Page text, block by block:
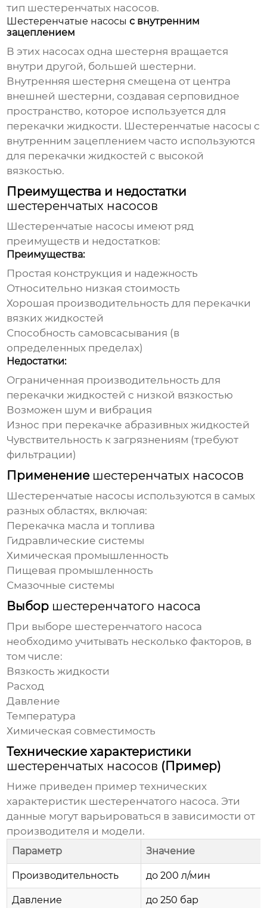
тип шестеренчатых насосов.
Шестеренчатые насосы с внутренним
зацеплением
В этих насосах одна шестерня вращается
внутри другой, большей шестерни.
Внутренняя шестерня смещена от центра
внешней шестерни, создавая серповидное
пространство, которое используется для
перекачки жидкости. Шестеренчатые насосы с
внутренним зацеплением часто используются
для перекачки жидкостей с высокой
вязкостью.
Преимущества и недостатки
шестеренчатых насосов
Шестеренчатые насосы имеют ряд
преимуществ и недостатков:
Преимущества:
Простая конструкция и надежность
Относительно низкая стоимость
Хорошая производительность для перекачки
вязких жидкостей
Способность самовсасывания (в
определенных пределах)
Недостатки:
Ограниченная производительность для
перекачки жидкостей с низкой вязкостью
Возможен шум и вибрация
Износ при перекачке абразивных жидкостей
Чувствительность к загрязнениям (требуют
фильтрации)
Применение шестеренчатых насосов
Шестеренчатые насосы используются в самых
разных областях, включая:
Перекачка масла и топлива
Гидравлические системы
Химическая промышленность
Пищевая промышленность
Смазочные системы
Выбор шестеренчатого насоса
При выборе шестеренчатого насоса
необходимо учитывать несколько факторов, в
том числе:
Вязкость жидкости
Расход
Давление
Температура
Химическая совместимость
Технические характеристики
шестеренчатых насосов (Пример)
Ниже приведен пример технических
характеристик шестеренчатого насоса. Эти
данные могут варьироваться в зависимости от
производителя и модели.
Параметр Значение
Производительность до 200 л/мин
Давление до 250 бар